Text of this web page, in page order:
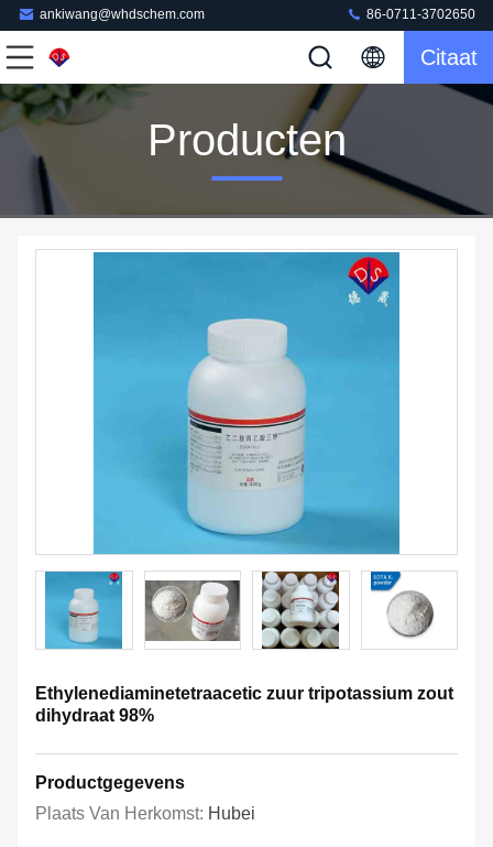
ankiwang@whdschem.com 86-0711-3702650
Citaat
Producten
Ethylenediaminetetraacetic zuur tripotassium zout
dihydraat 98%
Productgegevens
Plaats Van Herkomst: Hubei